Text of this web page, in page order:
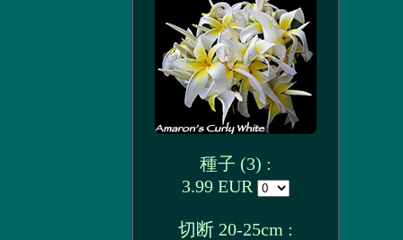
種子 (3) :
3.99 EUR
切断 20-25cm :